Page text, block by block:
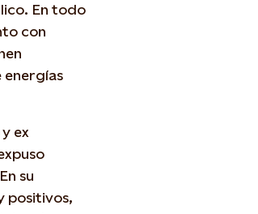
En todo
con
energías
ex
su
positivos,